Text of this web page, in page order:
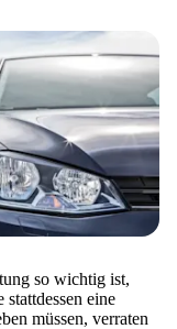
so wichtig ist,
eine
müssen, verraten